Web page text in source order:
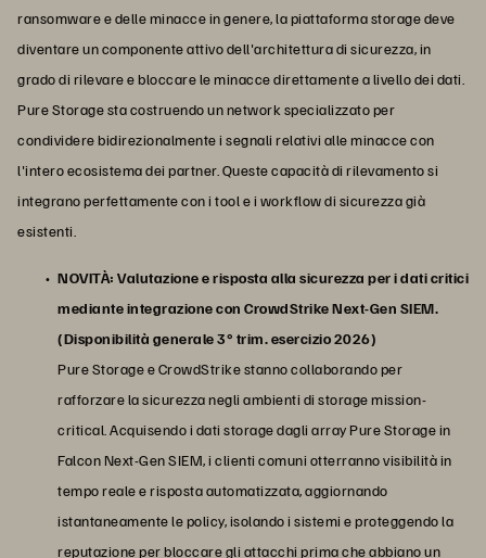
ransomware e delle minacce in genere, la piattaforma storage deve
diventare un componente attivo dell'architettura di sicurezza, in
grado di rilevare e bloccare le minacce direttamente a livello dei dati.
Pure Storage sta costruendo un network specializzato per
condividere bidirezionalmente i segnali relativi alle minacce con
l'intero ecosistema dei partner. Queste capacità di rilevamento si
integrano perfettamente con i tool e i workflow di sicurezza già
esistenti.
NOVITÀ: Valutazione e risposta alla sicurezza per i dati critici
mediante integrazione con CrowdStrike Next-Gen SIEM.
(Disponibilità generale 3° trim. esercizio 2026)
Pure Storage e CrowdStrike stanno collaborando per
rafforzare la sicurezza negli ambienti di storage mission-
critical. Acquisendo i dati storage dagli array Pure Storage in
Falcon Next-Gen SIEM, i clienti comuni otterranno visibilità in
tempo reale e risposta automatizzata, aggiornando
istantaneamente le policy, isolando i sistemi e proteggendo la
reputazione per bloccare gli attacchi prima che abbiano un